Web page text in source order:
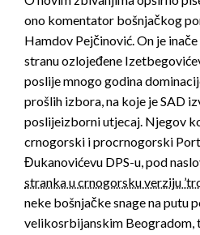
ono komentator bošnjačkog
Hamdov Pejčinović. On je
stranu ozlojeđene
poslije mnogo godina
prošlih izbora, na koje je SAD
poslijeizborni utjecaj. Njegov
crnogorski i procrnogorski
Đukanovićevu DPS-u, pod
stranka u crnogorsku verziju
neke bošnjačke snage na putu
velikosrbijanskim Beogradom,